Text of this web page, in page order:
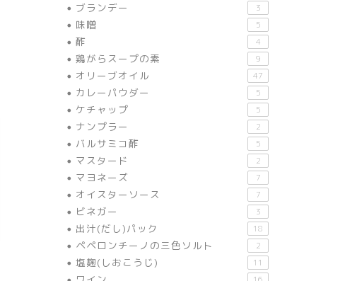
ブランデー 3
味噌 5
酢 4
鶏がらスープの素 9
オリーブオイル 47
カレーパウダー 5
ケチャップ 5
ナンプラー 2
バルサミコ酢 5
マスタード 2
マヨネーズ 7
オイスターソース 7
ビネガー 3
出汁(だし)パック 18
ペペロンチーノの三色ソルト 2
塩麹(しおこうじ) 11